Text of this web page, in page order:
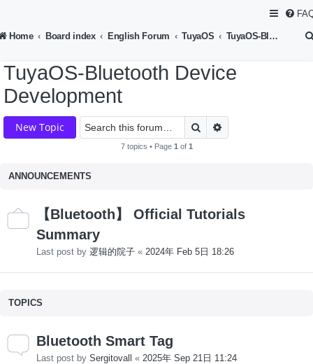
Home Board index English Forum TuyaOS TuyaOS-Bluetooth Device Development
TuyaOS-Bluetooth Device
Development
New Topic Search
7 topics • Page 1 of 1
ANNOUNCEMENTS
【Bluetooth】 Official Tutorials
Summary
Last post by 逻辑的院子 « 2024年 Feb 5日 18:26
TOPICS
Bluetooth Smart Tag
Last post by Sergitovall « 2025年 Sep 21日 11:24